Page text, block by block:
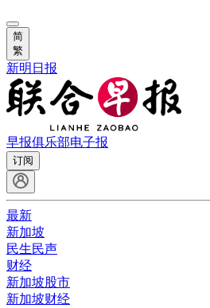
简
繁
新明日报
早报俱乐部电子报
订阅
最新
新加坡
民生民声
财经
新加坡股市
新加坡财经